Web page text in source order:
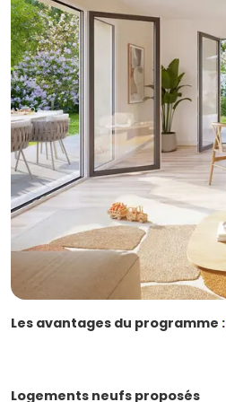
Les avantages du programme :
Logements neufs proposés